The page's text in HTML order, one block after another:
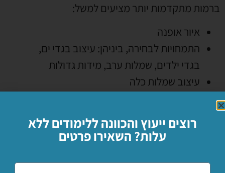
ברמות מתקדמות יותר מציעים למשל:
איור אופנה
התמחויות לבחירה, ביניהן: עיצוב בגדי ים,
בגדי ילדים, שמלות ערב, מידות גדולות
עיצוב שמלות כלה
בניית 'תיק מוצרים'
פיתוח רעיון לקולקציה
רוצים ייעוץ והכוונה ללימודים ללא
עלות? השאירו פרטים